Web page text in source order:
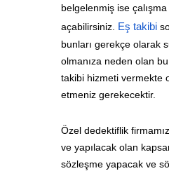
belgelenmiş ise
açabilirsiniz. Eş takibi
bunları gerekçe olarak
olmanıza neden olan
takibi hizmeti vermekte
etmeniz gerekecektir.
Özel dedektiflik
ve yapılacak olan
sözleşme yapacak ve